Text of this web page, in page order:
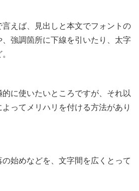
えば、見出しと本文でフォントの
強調箇所に下線を引いたり、太字
に使いたいところですが、それ以
ってメリハリを付ける方法があり
始めなどを、文字間を広くとって